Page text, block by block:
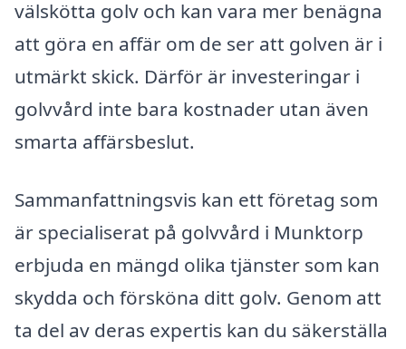
välskötta golv och kan vara mer benägna
att göra en affär om de ser att golven är i
utmärkt skick. Därför är investeringar i
golvvård inte bara kostnader utan även
smarta affärsbeslut.
Sammanfattningsvis kan ett företag som
är specialiserat på golvvård i Munktorp
erbjuda en mängd olika tjänster som kan
skydda och försköna ditt golv. Genom att
ta del av deras expertis kan du säkerställa